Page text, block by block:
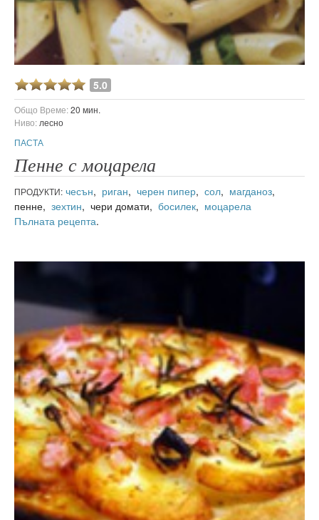
5.0
Общо Време:20 мин.
Ниво: лесно
ПАСТА
Пенне с моцарела
ПРОДУКТИ: чесън, риган, черен пипер, сол, магданоз,
пенне, зехтин, чери домати, босилек, моцарела
Пълната рецепта.